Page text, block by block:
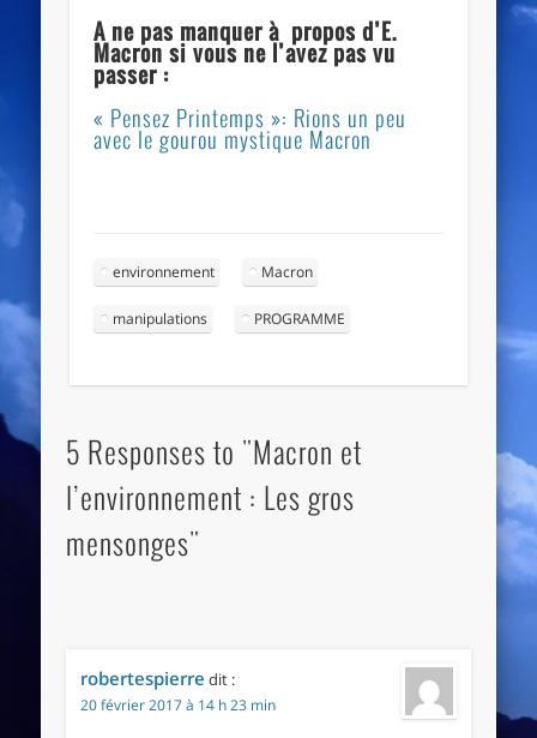
A ne pas manquer à propos d’E.
Macron si vous ne l’avez pas vu
passer :
« Pensez Printemps »: Rions un peu
avec le gourou mystique Macron
environnement Macron
manipulations PROGRAMME
5 Responses to "Macron et
l’environnement : Les gros
mensonges"
robertespierre dit :
20 février 2017 à 14 h 23 min